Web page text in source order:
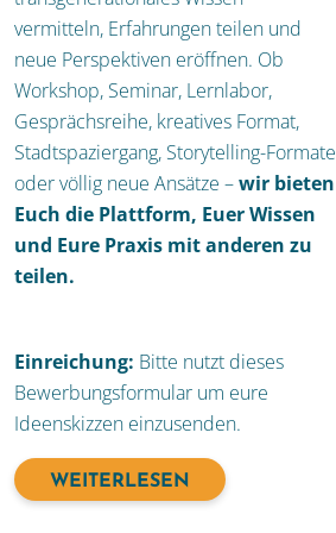
vermitteln, Erfahrungen teilen und
neue Perspektiven eröffnen. Ob
Workshop, Seminar, Lernlabor,
Gesprächsreihe, kreatives Format,
Stadtspaziergang, Storytelling-Formate
oder völlig neue Ansätze –wir bieten
Euch die Plattform, Euer Wissen
und Eure Praxis mit anderen zu
teilen.
Einreichung: Bitte nutzt dieses
Bewerbungsformularum eure
Ideenskizzen einzusenden.
WEITERLESEN